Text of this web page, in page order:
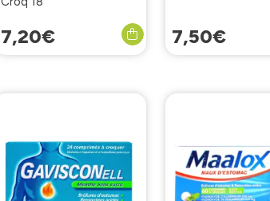
7,20€ 7,50€